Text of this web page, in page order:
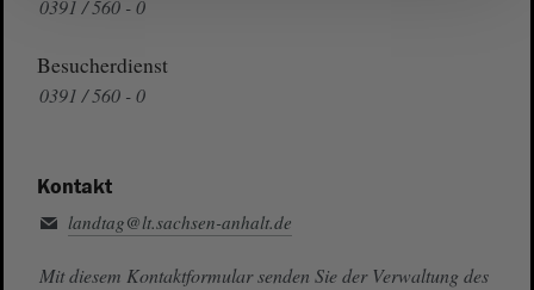
0391 / 560 - 0
Besucherdienst
0391 / 560 - 0
Kontakt
landtag@lt.sachsen-anhalt.de
Mit diesem Kontaktformular senden Sie der Verwaltung des